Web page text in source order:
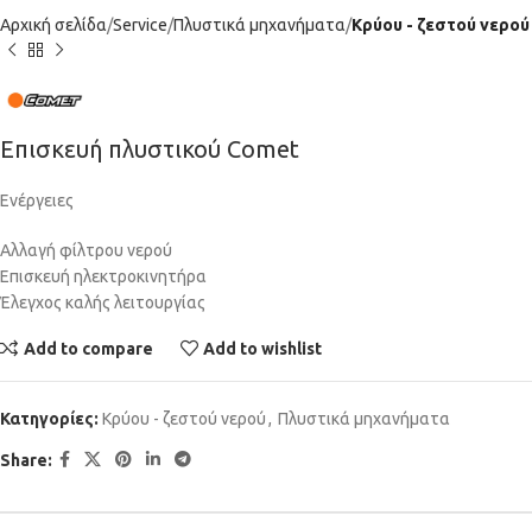
Αρχική σελίδα Service Πλυστικά μηχανήματα Κρύου - ζεστού νερού
Επισκευή πλυστικού Comet
Ενέργειες
Αλλαγή φίλτρου νερού
Επισκευή ηλεκτροκινητήρα
Έλεγχος καλής λειτουργίας
Add to compare Add to wishlist
Κατηγορίες: Κρύου - ζεστού νερού, Πλυστικά μηχανήματα
Share: